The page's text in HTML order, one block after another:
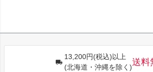
13,200円(税込)以上
(北海道・沖縄を除く)
送料